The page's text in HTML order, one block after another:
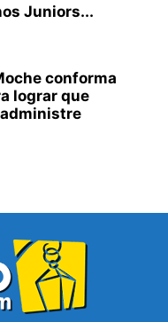
Juniors...
conforma
lograr que